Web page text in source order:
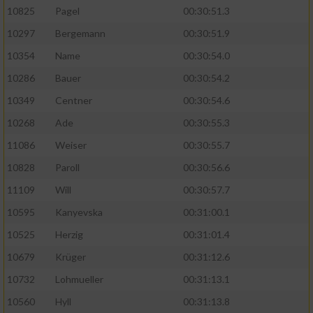
10825
Pagel
00:30:51.3
10297
Bergemann
00:30:51.9
10354
Name
00:30:54.0
10286
Bauer
00:30:54.2
10349
Centner
00:30:54.6
10268
Ade
00:30:55.3
11086
Weiser
00:30:55.7
10828
Paroll
00:30:56.6
11109
Will
00:30:57.7
10595
Kanyevska
00:31:00.1
10525
Herzig
00:31:01.4
10679
Krüger
00:31:12.6
10732
Lohmueller
00:31:13.1
10560
Hyll
00:31:13.8